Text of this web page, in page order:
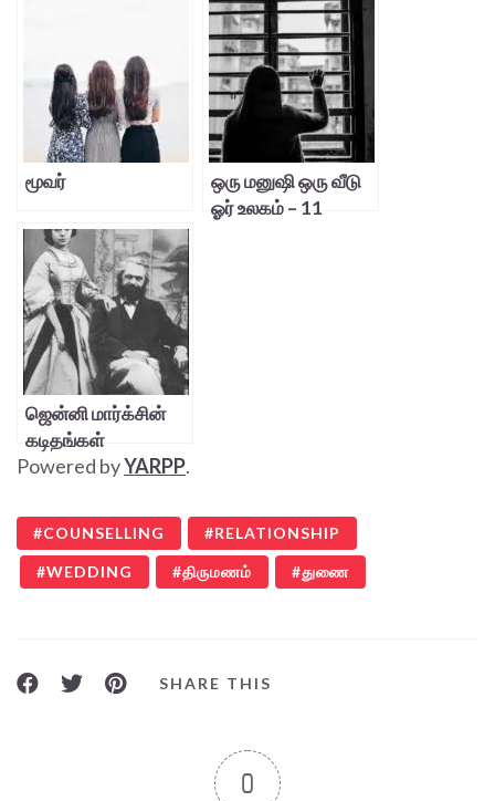
மூவர்
ஒரு மனுஷி ஒரு வீடு
ஓர் உலகம் – 11
ஜென்னி மார்க்சின்
கடிதங்கள்
Powered byYARPP.
COUNSELLING RELATIONSHIP
WEDDING திருமணம் துணை
SHARE THIS
0